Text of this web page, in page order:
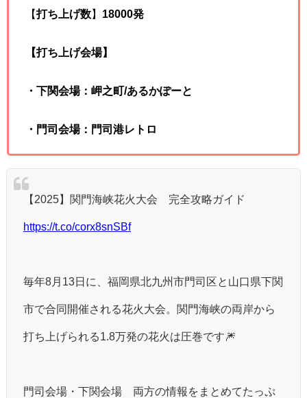
【打ち上げ数】 18000発
【打ち上げ会場】
・下関会場：岬之町/あるかぽーと
・門司会場：門司港レトロ
【2025】関門海峡花火大会 完全攻略ガイド
https://t.co/corx8snSBf
毎年8月13日に、福岡県北九州市門司区と山口県下関
市で合同開催される花火大会。関門海峡の両岸から
打ち上げられる1.8万発の花火は圧巻です🎆
門司会場・下関会場 両方の情報をまとめてたっぷ